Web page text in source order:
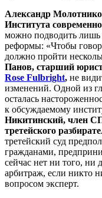
Александр
Института
можно подводить лишь
реформы: «Чтобы
должно пройти
Панов, старший
Rose Fulbright, не
изменений. Одной из
осталась
к обсуждаемому
Никитинский, член
третейского
третейский суд
гражданами,
сейчас нет ни того, ни
арбитраж, если никто
вопросом эксперт.